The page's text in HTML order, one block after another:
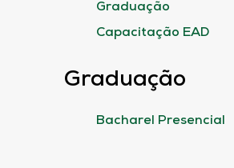
Graduação
Capacitação EAD
Graduação
Bacharel Presencial